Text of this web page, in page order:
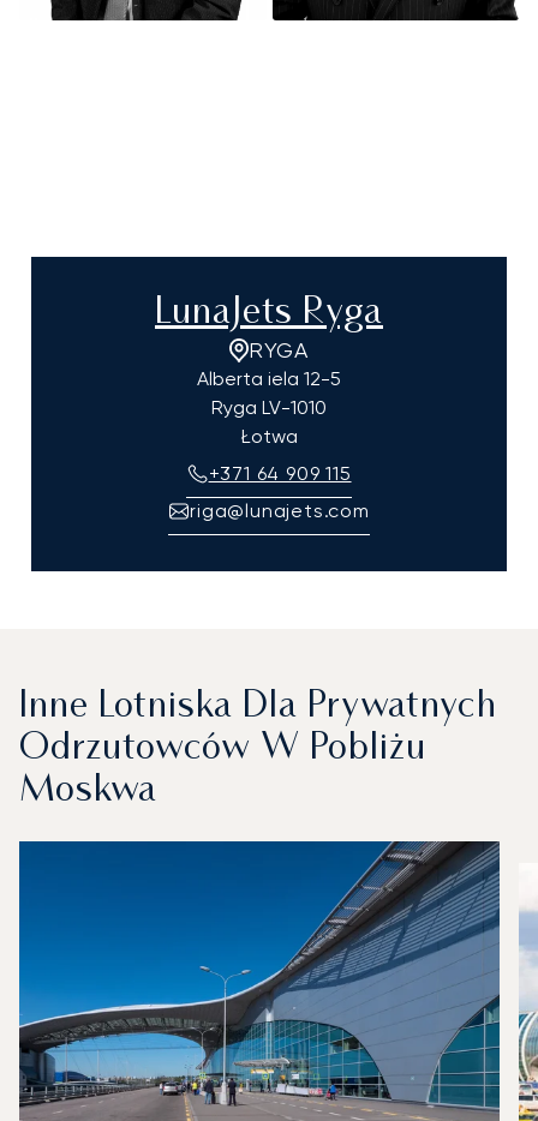
LunaJets Ryga
RYGA
Alberta iela 12-5
Ryga LV-1010
Łotwa
+371 64 909 115
riga@lunajets.com
Inne Lotniska Dla Prywatnych
Odrzutowców W Pobliżu
Moskwa